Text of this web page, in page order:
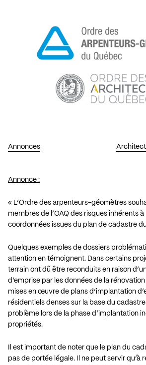
Annonces
Annonce :
« L’Ordre des arpenteurs-géomètres
membres de l’OAQ des risques inhérents à
coordonnées issues du plan de cadastre
Quelques exemples de dossiers
attention en témoignent. Dans certains
terrain ont dû être reconduits en raison
d’emprise par les données de la
mises en œuvre de plans d’implantation
résidentiels denses sur la base du
problème lors de la phase d’implantation
propriétés.
Il est important de noter que le plan du
pas de portée légale. Il ne peut servir qu’à